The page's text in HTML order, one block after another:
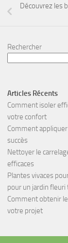
Découvrez les
Rechercher
Articles Récents
Comment isoler
votre confort
Comment
succès
Nettoyer le
efficaces
Plantes vivaces
pour un jardin fleuri
Comment obtenir
votre projet